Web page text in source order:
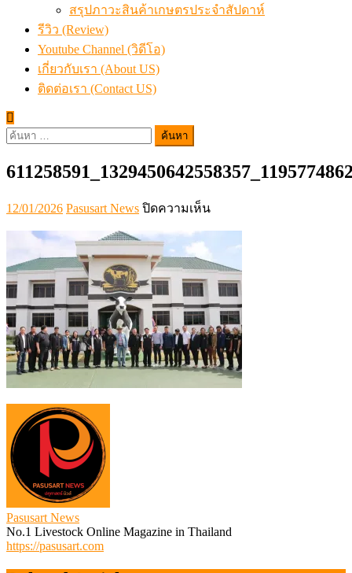
สรุปภาวะสินค้าเกษตรประจำสัปดาห์
รีวิว (Review)
Youtube Channel (วิดีโอ)
เกี่ยวกับเรา (About US)
ติดต่อเรา (Contact US)
ค้นหา
Posted
on
12/01/2026 Author
Pasusart News ปิดความเห็นบน
Pasusart News
No.1 Livestock Online Magazine in Thailand
https://pasusart.com